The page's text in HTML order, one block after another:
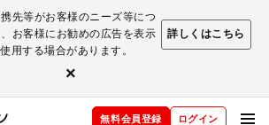
先等がお客様のニーズ等につ
お客様にお勧めの広告を表示
用する場合があります。
詳しくはこちら
×
無料会員登録 ログイン